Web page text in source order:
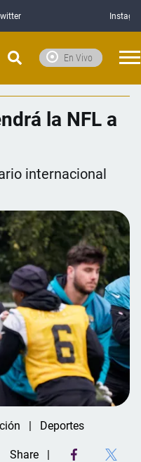
En Vivo
la NFL a
internacional
Deportes
Share